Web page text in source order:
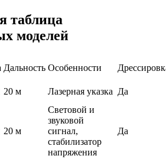
таблица
моделей
Дальность Особенности
20 м Лазерная указка Да
20 м
Световой и
звуковой
сигнал,
стабилизатор
напряжения
Да